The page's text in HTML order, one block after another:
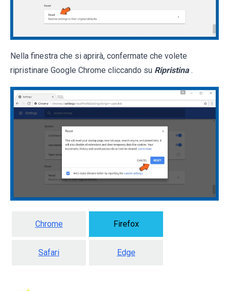
Nella finestra che si aprirà, confermate che volete
ripristinare Google Chrome cliccando su Ripristina .
Chrome Firefox
Safari Edge